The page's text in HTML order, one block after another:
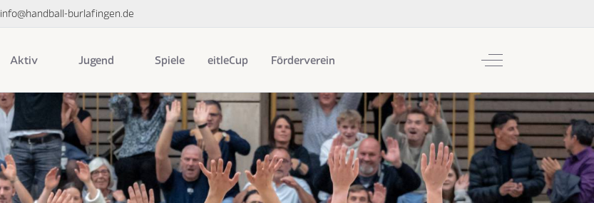
info@handball-burlafingen.de
Aktiv Jugend Spiele eitleCup Förderverein Off-Canvas Toggle